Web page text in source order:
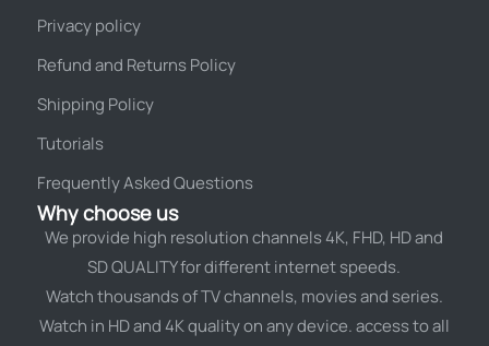
Privacy policy
Refund and Returns Policy
Shipping Policy
Tutorials
Frequently Asked Questions
Why choose us
We provide high resolution channels 4K, FHD, HD and
SD QUALITY for different internet speeds.
Watch thousands of TV channels, movies and series.
Watch in HD and 4K quality on any device. access to all